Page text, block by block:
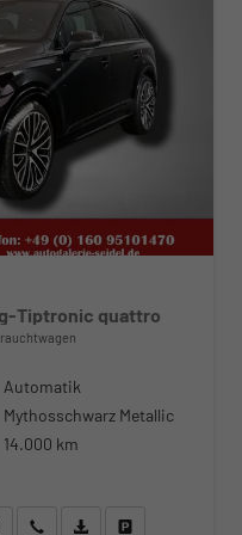
Tiptronic quattro
Automatik
Mythosschwarz Metallic
14.000 km
WhatsApp anfragen
Wir rufen Sie anFahrzeugexposé (PDF)